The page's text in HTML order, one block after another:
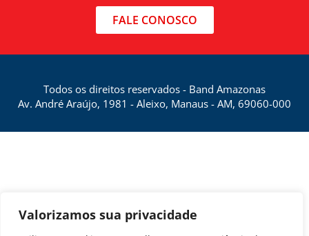
Valorizamos sua privacidade
FALE CONOSCO
Todos os direitos reservados - Band Amazonas
Av. André Araújo, 1981 - Aleixo, Manaus - AM, 69060-000